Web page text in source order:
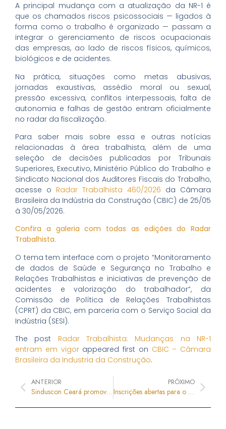
A principal mudança com a atualização da NR-1 é
que os chamados riscos psicossociais — ligados à
forma como o trabalho é organizado — passam a
integrar o gerenciamento de riscos ocupacionais
das empresas, ao lado de riscos físicos, químicos,
biológicos e de acidentes.
Na prática, situações como metas abusivas,
jornadas exaustivas, assédio moral ou sexual,
pressão excessiva, conflitos interpessoais, falta de
autonomia e falhas de gestão entram oficialmente
no radar da fiscalização.
Para saber mais sobre essa e outras notícias
relacionadas à área trabalhista, além de uma
seleção de decisões publicadas por Tribunais
Superiores, Executivo, Ministério Público do Trabalho e
Sindicato Nacional dos Auditores Fiscais do Trabalho,
acesse o Radar Trabalhista 460/2026 da Câmara
Brasileira da Indústria da Construção (CBIC) de 25/05
à 30/05/2026.
Confira a galeria com todas as edições do Radar
Trabalhista.
O tema tem interface com o projeto “Monitoramento
de dados de Saúde e Segurança no Trabalho e
Relações Trabalhistas e iniciativas de prevenção de
acidentes e valorização do trabalhador”, da
Comissão de Política de Relações Trabalhistas
(CPRT) da CBIC, em parceria com o Serviço Social da
Indústria (SESI).
The post Radar Trabalhista: Mudanças na NR-1
entram em vigorappeared first on CBIC – Câmara
Brasileira da Industria da Construção.
ANTERIOR
Sinduscon Ceará promove edição do “Sinduscon em Todo Canto” em Sobral com foco em liderança, estratégia e crescimento no setor da construção
PRÓXIMO
Inscrições abertas para o FIERGS apresenta: Encontro CBIC de Incorporadores e Construtores 2026 | Sul